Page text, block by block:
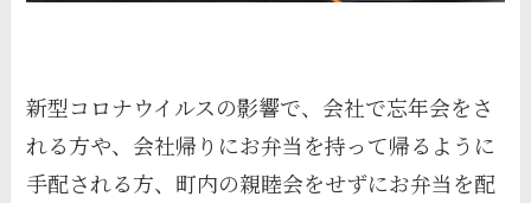
新型コロナウイルスの影響で、会社で忘年会をさ
れる方や、会社帰りにお弁当を持って帰るように
手配される方、町内の親睦会をせずにお弁当を配